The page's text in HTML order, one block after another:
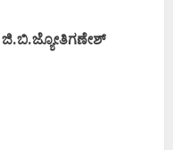
ಜಿ.ಬಿ.ಜ್ಯೋತಿಗಣೇಶ್